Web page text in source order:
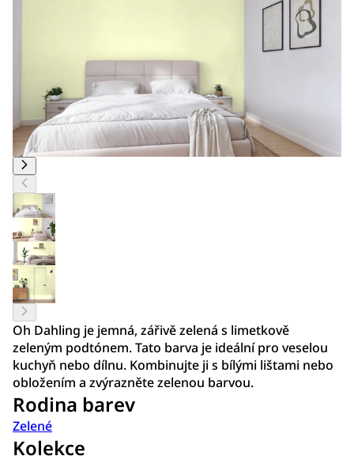
Oh Dahling je jemná, zářivě zelená s limetkově
zeleným podtónem. Tato barva je ideální pro veselou
kuchyň nebo dílnu. Kombinujte ji s bílými lištami nebo
obložením a zvýrazněte zelenou barvou.
Rodina barev
Zelené
Kolekce